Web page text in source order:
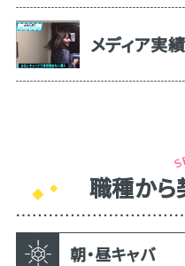
メディア実績
職種から
朝・昼キャバ